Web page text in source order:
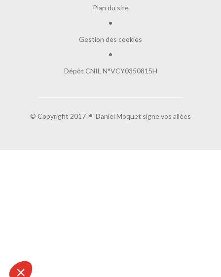
Plan du site
Gestion des cookies
Dépôt CNIL N°VCY0350815H
© Copyright 2017 Daniel Moquet signe vos allées
On a attendu d'être sûrs que le contenu de ce site vous intéresse